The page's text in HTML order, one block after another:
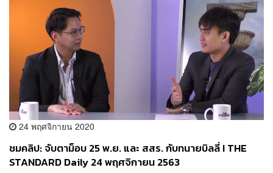
24 พฤศจิกายน 2020
ชมคลิป: จับตาม็อบ 25 พ.ย. และ สสร. กับทนายบิลลี่ I THE
STANDARD Daily 24 พฤศจิกายน 2563